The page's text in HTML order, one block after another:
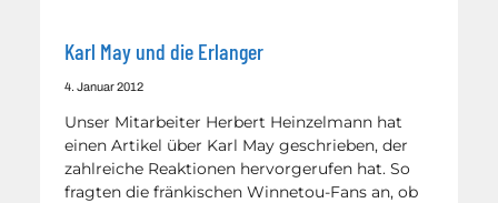
Karl May und die Erlanger
4. Januar 2012
Unser Mitarbeiter Herbert Heinzelmann hat
einen Artikel über Karl May geschrieben, der
zahlreiche Reaktionen hervorgerufen hat. So
fragten die fränkischen Winnetou-Fans an, ob